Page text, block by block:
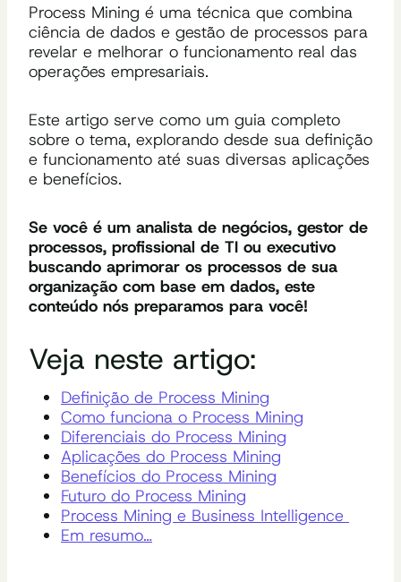
Process Mining é uma técnica que combina
ciência de dados e gestão de processos para
revelar e melhorar o funcionamento real das
operações empresariais.
Este artigo serve como um guia completo
sobre o tema, explorando desde sua definição
e funcionamento até suas diversas aplicações
e benefícios.
Se você é um analista de negócios, gestor de
processos, profissional de TI ou executivo
buscando aprimorar os processos de sua
organização com base em dados, este
conteúdo nós preparamos para você!
Veja neste artigo:
Definição de Process Mining
Como funciona o Process Mining
Diferenciais do Process Mining
Aplicações do Process Mining
Benefícios do Process Mining
Futuro do Process Mining
Process Mining e Business Intelligence
Em resumo…